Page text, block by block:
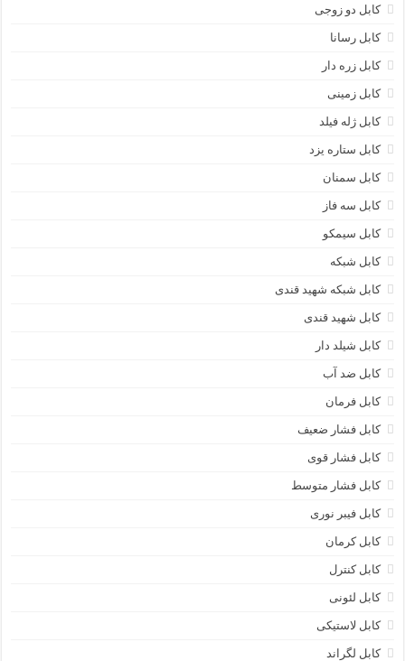
کابل دو زوجی
کابل رسانا
کابل زره دار
کابل زمینی
کابل ژله فیلد
کابل ستاره یزد
کابل سمنان
کابل سه فاز
کابل سیمکو
کابل شبکه
کابل شبکه شهید قندی
کابل شهید قندی
کابل شیلد دار
کابل ضد آب
کابل فرمان
کابل فشار ضعیف
کابل فشار قوی
کابل فشار متوسط
کابل فیبر نوری
کابل کرمان
کابل کنترل
کابل لئونی
کابل لاستیکی
کابل لگراند